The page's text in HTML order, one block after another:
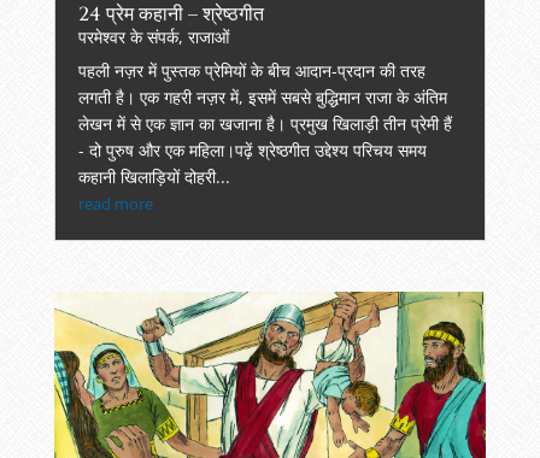
24 प्रेम कहानी – श्रेष्ठगीत
परमेश्वर के संपर्क, राजाओं
पहली नज़र में पुस्तक प्रेमियों के बीच आदान-प्रदान की तरह
लगती है। एक गहरी नज़र में, इसमें सबसे बुद्धिमान राजा के अंतिम
लेखन में से एक ज्ञान का खजाना है। प्रमुख खिलाड़ी तीन प्रेमी हैं
- दो पुरुष और एक महिला।पढ़ें श्रेष्ठगीत उद्देश्य परिचय समय
कहानी खिलाड़ियों दोहरी...
read more